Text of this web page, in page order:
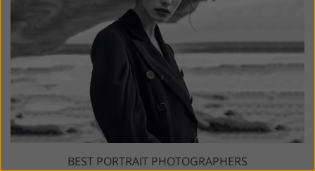
BEST PORTRAIT PHOTOGRAPHERS